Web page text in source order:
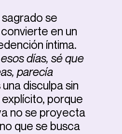
se
en un
íntima.
días, sé que
parecía
una disculpa sin
porque
no se proyecta
que se busca